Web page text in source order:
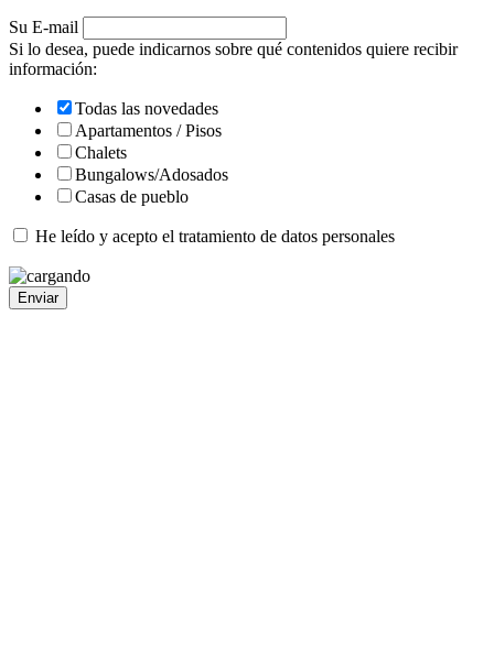
Su E-mail
Si lo desea, puede indicarnos sobre qué contenidos quiere recibir
información:
Todas las novedades
Apartamentos / Pisos
Chalets
Bungalows/Adosados
Casas de pueblo
He leído y acepto el tratamiento de datos personales
Enviar